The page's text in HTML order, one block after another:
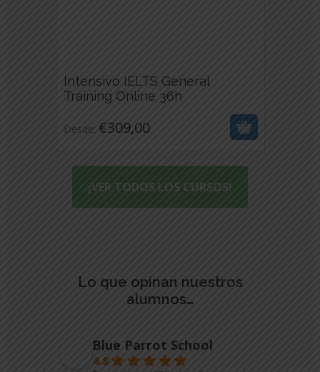
Intensivo IELTS General
Training Online 36h
Desde: €309,00ESTE
MÚLTIPLES
LAS
OPCIONES
PÁGINA
DE
€309,00
¡VER TODOS LOS CURSOS!
Lo que opinan nuestros
alumnos…
Blue Parrot School
4.8